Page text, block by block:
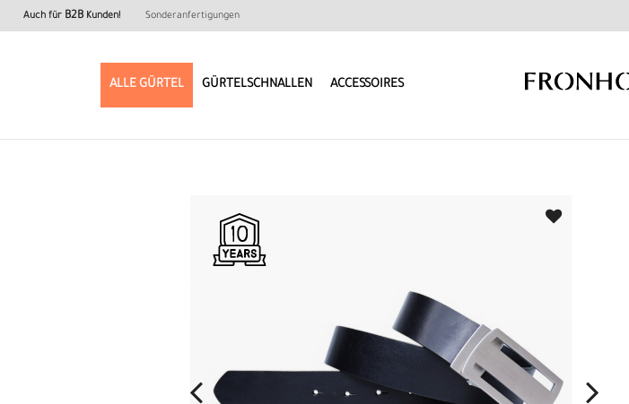
Auch für B2B Kunden! Sonderanfertigungen
ALLE GÜRTEL GÜRTELSCHNALLEN ACCESSOIRES